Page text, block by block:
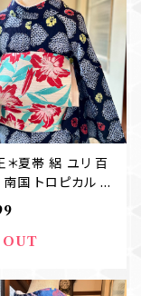
＊夏帯 絽 ユリ 百
国 トロピカル ア
夏名古屋帯 B71